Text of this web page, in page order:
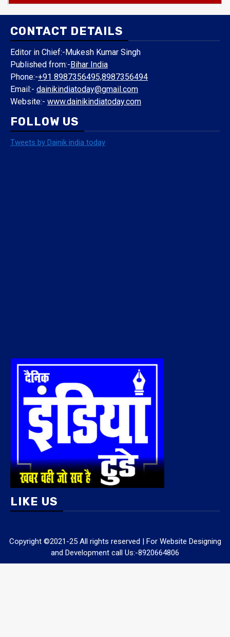
CONTACT DETAILS
Editor in Chief:-Mukesh Kumar Singh
Published from:- Bihar India
Phone:-+91 8987356495,8987356494
Email:- dainikindiatoday@gmail.com
Website:- www.dainikindiatoday.com
FOLLOW US
Tweets by Dainik india today
LIKE US
Copyright ©2021-25 All rights reserved | For Website Designing
and Development call Us:-8920664806